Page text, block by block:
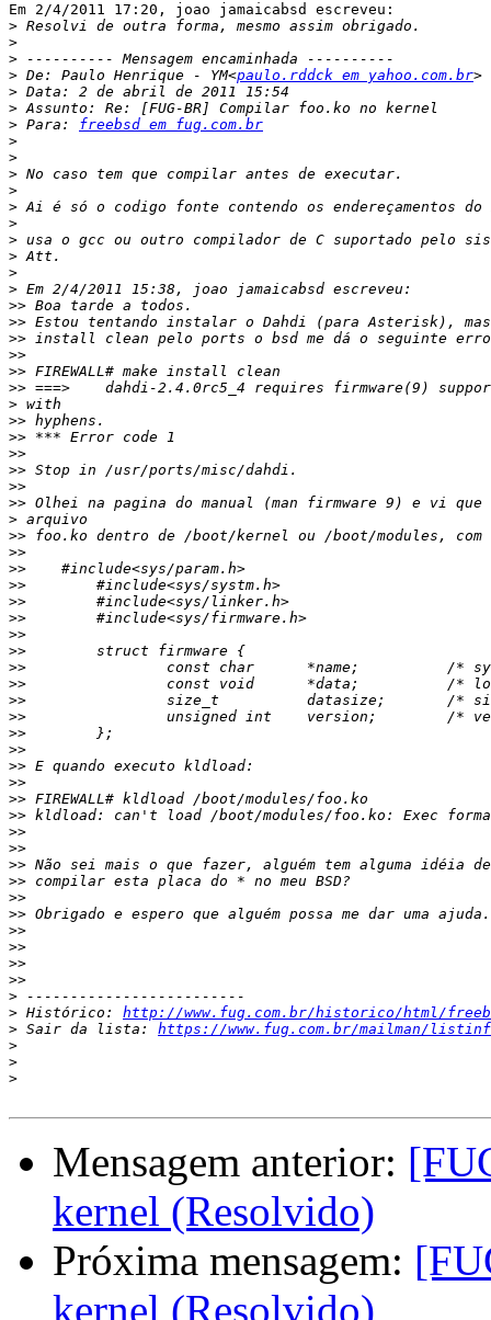
Em 2/4/2011 17:20, joao jamaicabsd escreveu:
>
>
>
> De: Paulo Henrique - YM<paulo.rddck em yahoo.com.br
>
>
> Para: freebsd em fug.com.br
>
>
>
>
>
>
>
>
>
>
>>
>>
>>
>>
>>
>>
>
>>
>>
>>
>>
>>
>>
>
>>
>>
>>
>>
>>
>>
>>
>>
>>
>>
>>
>>
>>
>>
>>
>>
>>
>>
>>
>>
>>
>>
>>
>>
>>
>>
>>
>>
>
> Histórico: http://www.fug.com.br/historico/html/
> Sair da lista: https://www.fug.com.br/mailman/
>
>
>
Mensagem anterior:
kernel (Resolvido)
Próxima mensagem:
kernel (Resolvido)